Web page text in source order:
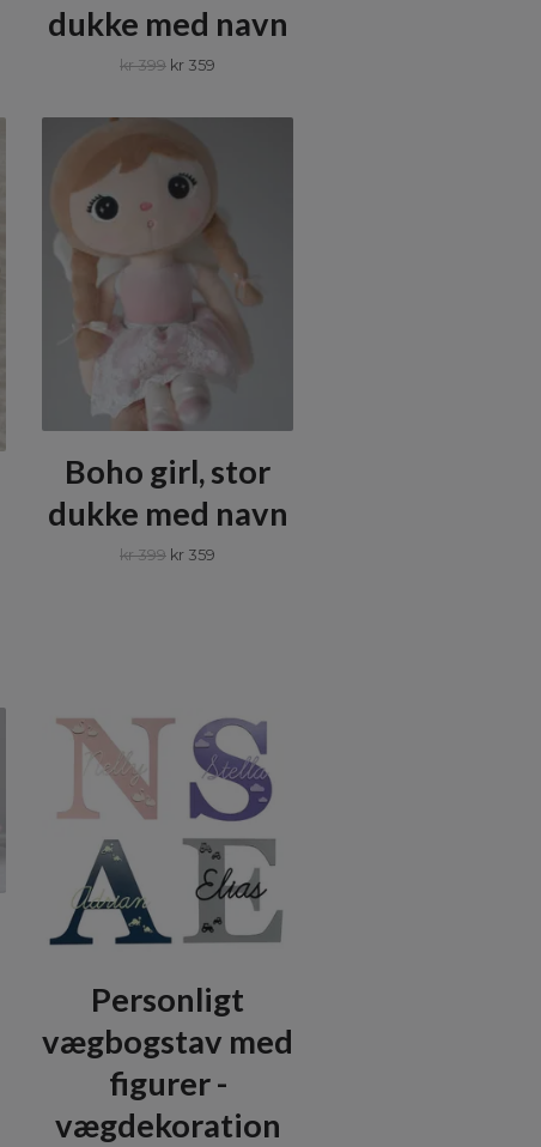
dukke med navn
kr 399 kr 359
Boho girl, stor
dukke med navn
kr 399 kr 359
Personligt
vægbogstav med
figurer -
vægdekoration